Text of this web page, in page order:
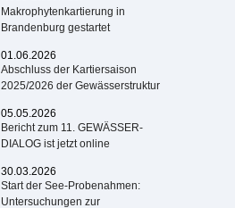
Makrophytenkartierung in
Brandenburg gestartet
01.06.2026
Abschluss der Kartiersaison
2025/2026 der Gewässerstruktur
05.05.2026
Bericht zum 11. GEWÄSSER-
DIALOG ist jetzt online
30.03.2026
Start der See-Probenahmen:
Untersuchungen zur